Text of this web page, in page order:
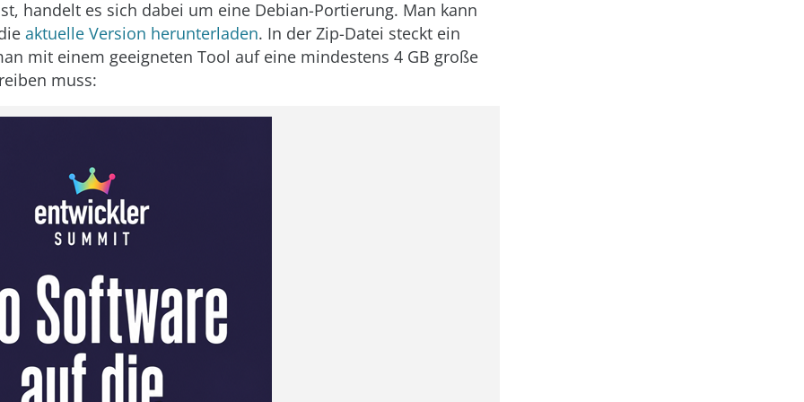
handelt es sich dabei um eine Debian-Portierung. Man kann
aktuelle Version herunterladen. In der Zip-Datei steckt ein
mit einem geeigneten Tool auf eine mindestens 4 GB große
muss: